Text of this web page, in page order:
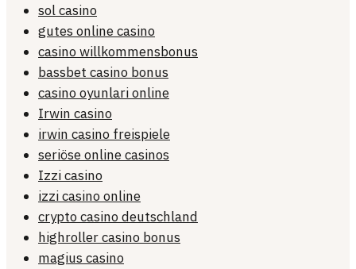
sol casino
gutes online casino
casino willkommensbonus
bassbet casino bonus
casino oyunlari online
Irwin casino
irwin casino freispiele
seriöse online casinos
Izzi casino
izzi casino online
crypto casino deutschland
highroller casino bonus
magius casino